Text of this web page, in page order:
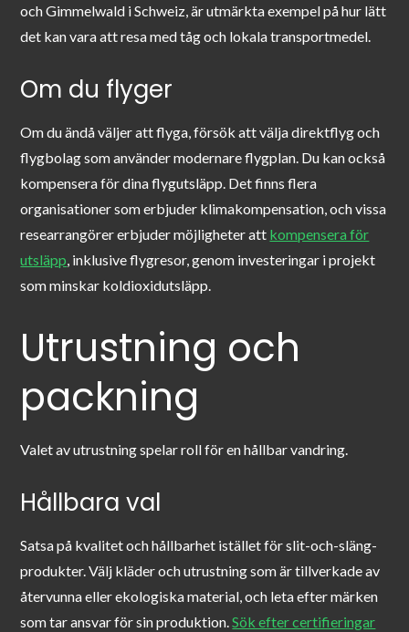
och Gimmelwald i Schweiz, är utmärkta exempel på hur lätt
det kan vara att resa med tåg och lokala transportmedel.
Om du flyger
Om du ändå väljer att flyga, försök att välja direktflyg och
flygbolag som använder modernare flygplan. Du kan också
kompensera för dina flygutsläpp. Det finns flera
organisationer som erbjuder klimakompensation, och vissa
researrangörer erbjuder möjligheter att kompensera för
utsläpp, inklusive flygresor, genom investeringar i projekt
som minskar koldioxidutsläpp.
Utrustning och
packning
Valet av utrustning spelar roll för en hållbar vandring.
Hållbara val
Satsa på kvalitet och hållbarhet istället för slit-och-släng-
produkter. Välj kläder och utrustning som är tillverkade av
återvunna eller ekologiska material, och leta efter märken
som tar ansvar för sin produktion.Sök efter certifieringar